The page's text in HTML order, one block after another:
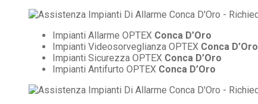
Impianti Allarme OPTEX Conca D’Oro
Impianti Videosorveglianza OPTEX Conca D’Oro
Impianti Sicurezza OPTEX Conca D’Oro
Impianti Antifurto OPTEX Conca D’Oro